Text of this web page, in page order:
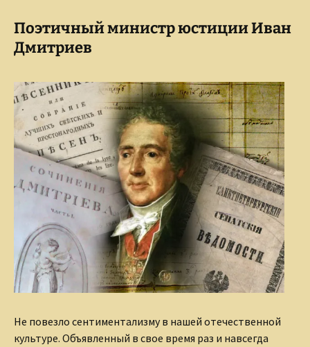
Поэтичный министр юстиции Иван
Дмитриев
Не повезло сентиментализму в нашей отечественной
культуре. Объявленный в свое время раз и навсегда